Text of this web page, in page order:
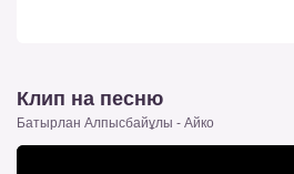
Клип на песню
Батырлан Алпысбайұлы - Айко